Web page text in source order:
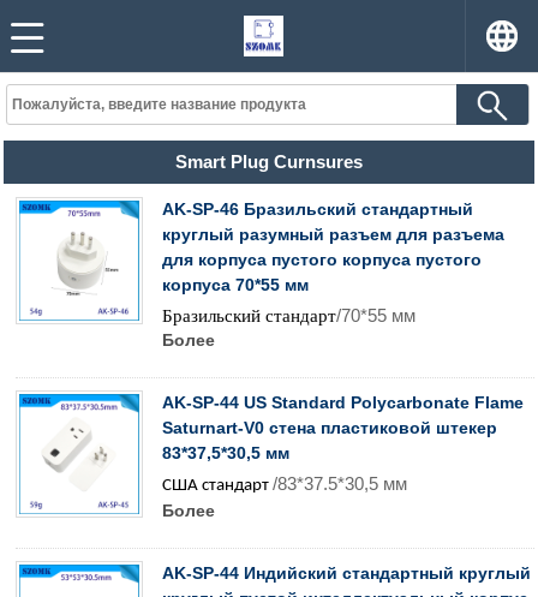
Smart Plug Curnsures
AK-SP-46 Бразильский стандартный
круглый разумный разъем для разъема
для корпуса пустого корпуса пустого
корпуса 70*55 мм
Бразильский стандарт/70*55 мм
Более
AK-SP-44 US Standard Polycarbonate Flame
Saturnart-V0 стена пластиковой штекер
83*37,5*30,5 мм
США стандарт /83*37.5*30,5 мм
Более
AK-SP-44 Индийский стандартный круглый